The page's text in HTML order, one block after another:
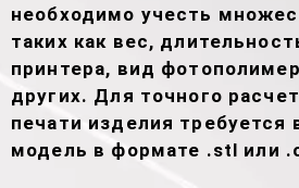
необходимо учесть
таких как вес,
принтера, вид
других. Для точного
печати изделия требуется
модель в формате .stl или